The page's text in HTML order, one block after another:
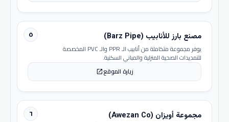
٥ مصنع بارز للأنابيب (Barz Pipe)
يوفر مجموعة متكاملة من أنابيب الـ PPR والـ PVC المخصصة
للتمديدات الصحية المنزلية والمباني السكنية.
زيارة الموقعopen_in_new
٦ مجموعة أويزان (Awezan Co)